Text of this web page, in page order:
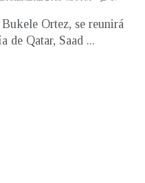
Ortez, se reunirá
de Qatar, Saad ...